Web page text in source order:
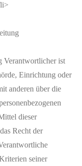
Verantwortlicher ist
Einrichtung oder
anderen über die
dieser
Recht der
seiner